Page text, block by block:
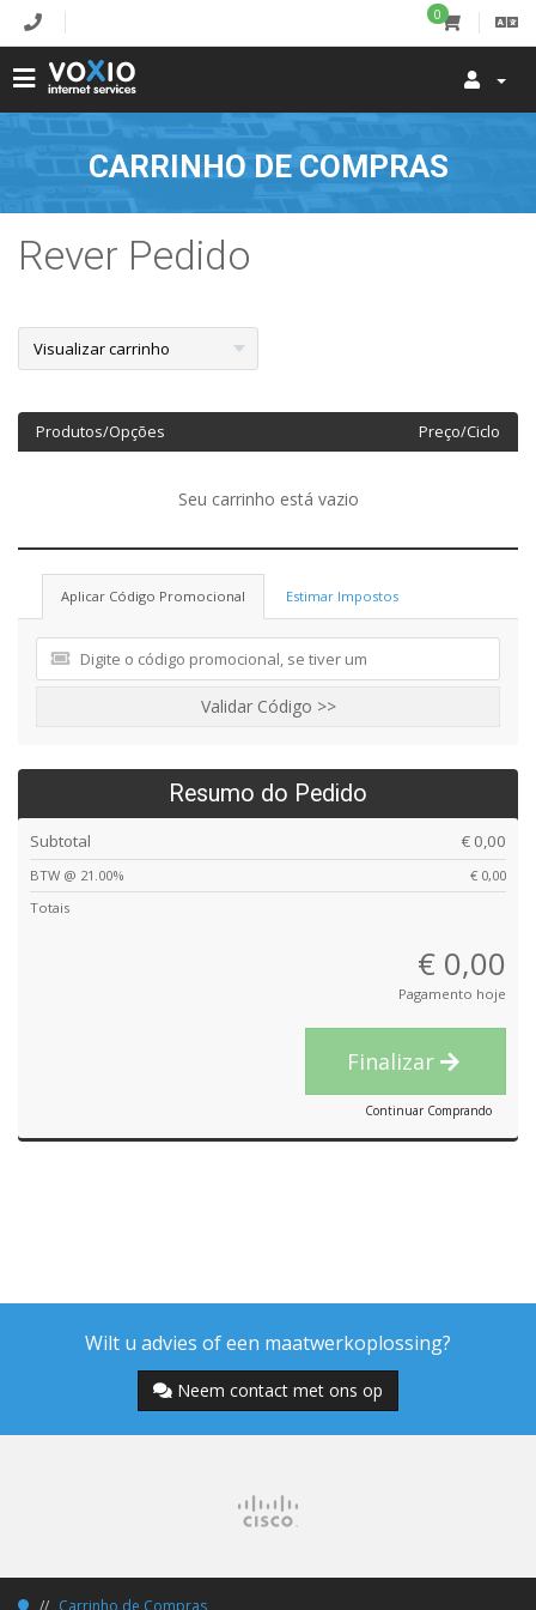
0
CARRINHO DE COMPRAS
Rever Pedido
Produtos/Opções Preço/Ciclo
Seu carrinho está vazio
Aplicar Código Promocional Estimar Impostos
Validar Código >>
Resumo do Pedido
Subtotal € 0,00
BTW @ 21.00%
€ 0,00
Totais
€ 0,00
Pagamento hoje
Finalizar
Continuar Comprando
Wilt u advies of een maatwerkoplossing?
Neem contact met ons op
Carrinho de Compras